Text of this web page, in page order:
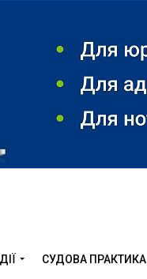
СУДОВА ПРАКТИКА